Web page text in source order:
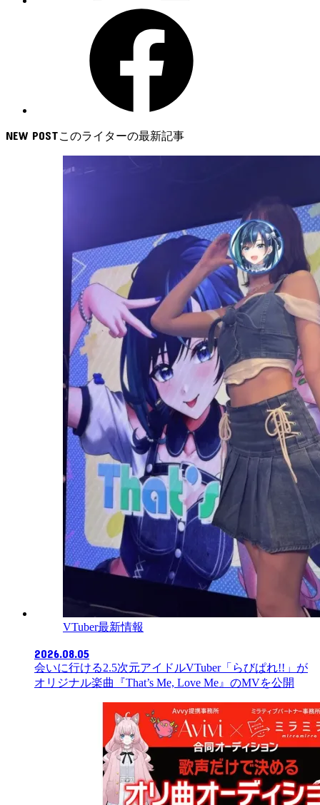
NEW POST
VTuber最新情報
2026.08.05
会いに行ける2.5次元アイドルVTuber「らびぱれ!!」が
オリジナル楽曲『That’s Me, Love Me』のMVを公開